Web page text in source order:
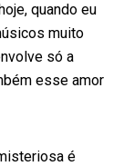
quando eu
muito
só a
esse amor
é